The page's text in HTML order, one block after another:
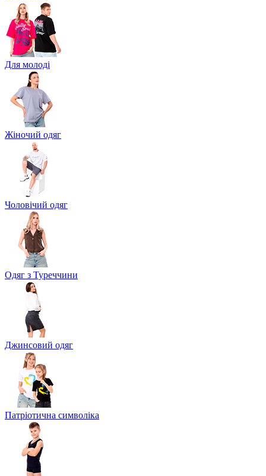
Для молоді
Жіночий одяг
Чоловічий одяг
Одяг з Туреччини
Джинсовий одяг
Патріотична символіка